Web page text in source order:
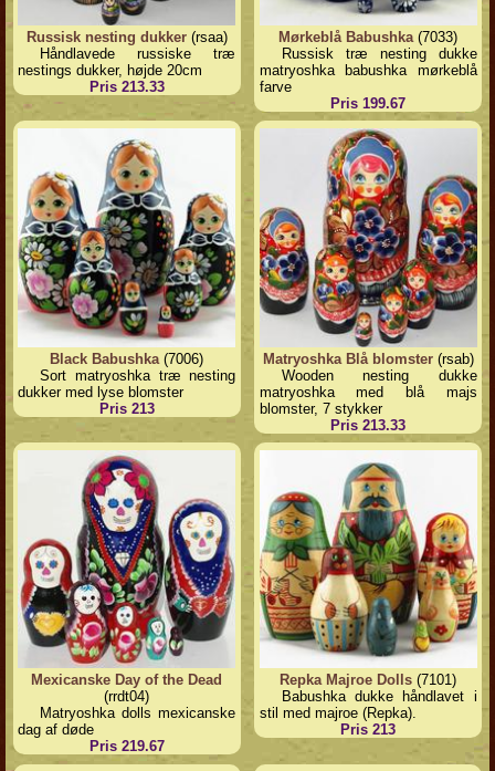
Russisk nesting dukker(rsaa)
Håndlavede russiske træ
nestings dukker, højde 20cm
Pris 213.33
Mørkeblå Babushka (7033)
Russisk træ nesting dukke
matryoshka babushka mørkeblå
farve
Pris 199.67
Black Babushka (7006)
Sort matryoshka træ nesting
dukker med lyse blomster
Pris 213
Matryoshka Blå blomster(rsab)
Wooden nesting dukke
matryoshka med blå majs
blomster, 7 stykker
Pris 213.33
Mexicanske Day of the Dead
(rrdt04)
Matryoshka dolls mexicanske
dag af døde
Pris 219.67
Repka Majroe Dolls (7101)
Babushka dukke håndlavet i
stil med majroe (Repka).
Pris 213